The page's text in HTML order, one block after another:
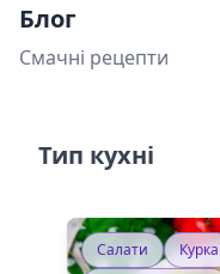
Блог
Смачні рецепти
Тип кухні
Салати Курка